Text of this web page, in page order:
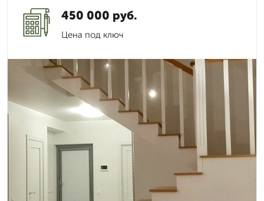
450 000 руб.
Цена под ключ